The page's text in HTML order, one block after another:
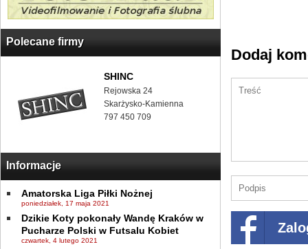
Polecane firmy
SHINC
Rejowska 24
Skarżysko-Kamienna
797 450 709
Informacje
Amatorska Liga Piłki Nożnej
poniedziałek, 17 maja 2021
Dzikie Koty pokonały Wandę Kraków w
Pucharze Polski w Futsalu Kobiet
czwartek, 4 lutego 2021
Dodaj